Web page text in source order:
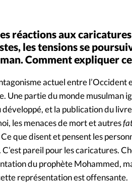
réactions aux
les tensions se
Comment expliquer
actuel entre
Une partie du monde musulman
développé, et la publication du
les menaces de mort et autres
que disent et pensent les
C’est pareil pour les caricatures.
du prophète Mohammed,
représentation est offensante.